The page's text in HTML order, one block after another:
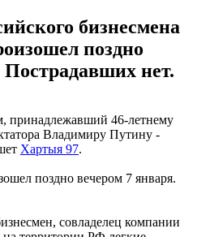
бизнесмена
поздно
нет.
принадлежавший 46-летнему
Владимиру Путину -
Хартыя 97.
поздно вечером 7 января.
совладелец компании